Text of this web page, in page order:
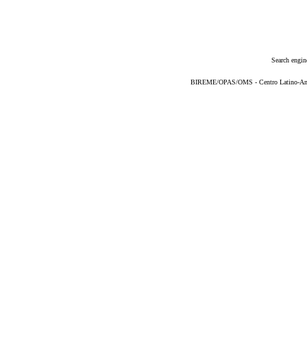
Search
BIREME/OPAS/OMS - Centro Latino-